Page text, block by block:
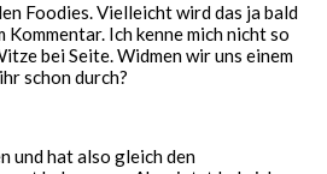
Foodies. Vielleicht wird das ja bald
Ich kenne mich nicht so
bei Seite. Widmen wir uns einem
schon durch?
und hat also gleich den